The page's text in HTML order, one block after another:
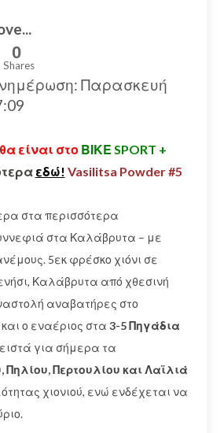
0
Shares
Παρασκευή
θα είναι στο ΒΙΚΕ SPORT +
εδώ! Vasilitsa Powder #5
στα περισσότερα
στα Καλάβρυτα – με
5εκ φρέσκο χιόνι σε
Καλάβρυτα από χθεσινή
αναβατήρες στο
ο εναέριος στα 3-5 Πηγάδια
για σήμερα τα
Περτουλίου και Λαϊλιά
χιονιού, ενώ ενδέχεται να